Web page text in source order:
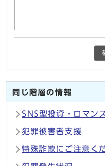
同じ階層の情報
SNS型投資・ロマン
犯罪被害者支援
特殊詐欺にご注意く